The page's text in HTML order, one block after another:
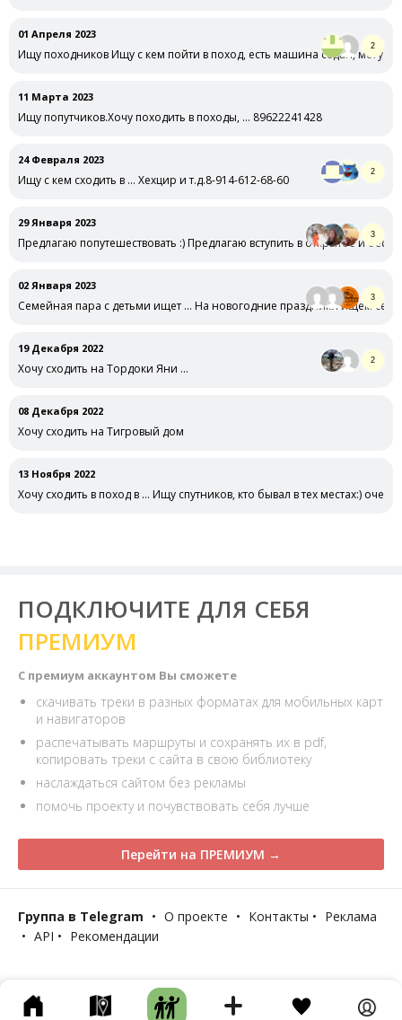
01 Апреля 2023
Ищу походников Ищу с кем пойти в поход, есть машина седан, могу …
2
11 Марта 2023
Ищу попутчиков.Хочу походить в походы, … 89622241428
24 Февраля 2023
Ищу с кем сходить в … Хехцир и т.д.8-914-612-68-60
2
29 Января 2023
Предлагаю попутешествовать :) Предлагаю вступить в открытое и
3
02 Января 2023
Семейная пара с детьми ищет … На новогодние праздники ищем
3
19 Декабря 2022
Хочу сходить на Тордоки Яни …
2
08 Декабря 2022
Хочу сходить на Тигровый дом
13 Ноября 2022
Хочу сходить в поход в … Ищу спутников, кто бывал в тех местах:)
ПОДКЛЮЧИТЕ ДЛЯ СЕБЯ
ПРЕМИУМ
С премиум аккаунтом Вы сможете
скачивать треки в разных форматах для мобильных карт
и навигаторов
распечатывать маршруты и сохранять их в pdf,
копировать треки с сайта в свою библиотеку
наслаждаться сайтом без рекламы
помочь проекту и почувствовать себя лучше
Перейти на ПРЕМИУМ →
Группа в Telegram • О проекте • Контакты • Реклама
• API • Рекомендации